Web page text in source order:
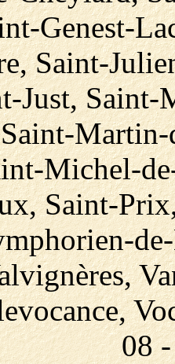
Genest-
Saint-
Just,
Michel-
Saint-
08